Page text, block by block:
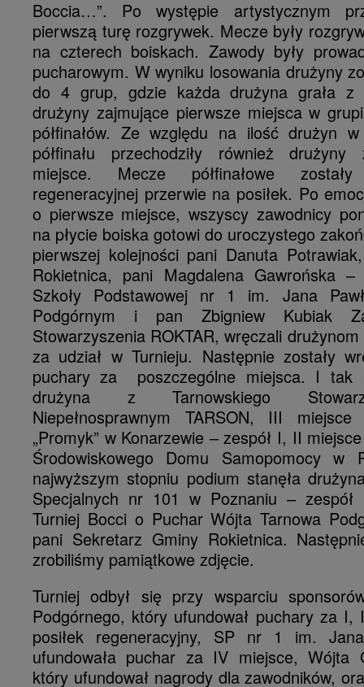
Boccia…”. Po występie artystycznym
pierwszą turę rozgrywek. Mecze były
na czterech boiskach. Zawody były
pucharowym. W wyniku losowania drużyny
do 4 grup, gdzie każda drużyna grała z
drużyny zajmujące pierwsze miejsca w
półfinałów. Ze względu na ilość
półfinału przechodziły również drużyny
miejsce. Mecze półfinałowe
regeneracyjnej przerwie na posiłek. Po
o pierwsze miejsce, wszyscy zawodnicy
na płycie boiska gotowi do uroczystego
pierwszej kolejności pani Danuta
Rokietnica, pani Magdalena Gawrońska
Szkoły Podstawowej nr 1 im. Jana
Podgórnym i pan Zbigniew Kubiak
Stowarzyszenia ROKTAR, wręczali
za udział w Turnieju. Następnie zostały
puchary za poszczególne miejsca. I tak
drużyna z Tarnowskiego
Niepełnosprawnym TARSON, III
„Promyk” w Konarzewie – zespół I, II
Środowiskowego Domu Samopomocy w
najwyższym stopniu podium stanęła
Specjalnych nr 101 w Poznaniu –
Turniej Bocci o Puchar Wójta Tarnowa
pani Sekretarz Gminy Rokietnica.
zrobiliśmy pamiątkowe zdjęcie.
Turniej odbył się przy wsparciu
Podgórnego, który ufundował puchary za
posiłek regeneracyjny, SP nr 1 im.
ufundowała puchar za IV miejsce, Wójta
który ufundował nagrody dla zawodników,